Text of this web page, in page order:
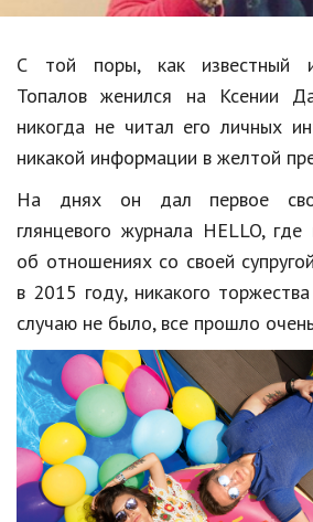
Знаменитости
Статьи
Обзоры
Рецепты
Красота и здоровье
Hi-Tech. Интернет
Авто, мото
Дом и сад
Недвижимость
Спорт и фитнес
С той поры, как известный
Топалов женился на Ксении
никогда не читал его личных
никакой информации в желтой
На днях он дал первое
глянцевого журнала HELLO, где
об отношениях со своей
в 2015 году, никакого
случаю не было, все прошло